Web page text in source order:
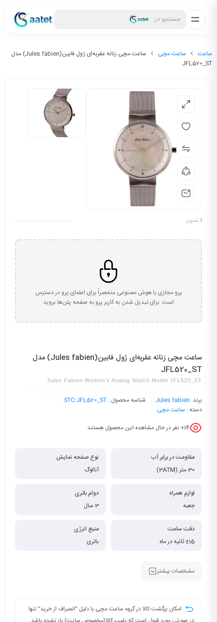
جستجو در
ساعت ساعت مچی
ساعت مچی زنانه عقربه‌ای ژول فابین(Jules fabien) مدل
JFL520_ST
1 تصویر
پرو مجازی با هوش مصنوعی منحصراً برای اعضای پرو در دسترس
است. برای تبدیل شدن به کاربر پرو به صفحه پلن‌ها بروید
ساعت مچی زنانه عقربه‌ای ژول فابین(Jules fabien) مدل
JFL520_ST
Jules Fabien Women's Analog Watch Model JFL520_ST
برند: Jules fabien شناسه محصول : STC-JFL520_ST
دسته : ساعت مچی
14+ نفر در حال مشاهده این محصول هستند
مقاومت در برابر آب
30 متر (3ATM)
نوع صفحه نمایش
آنالوگ
لوازم همراه
جعبه
دوام باتری
3 سال
دقت ساعت
±15 ثانیه در ماه
منبع انرژی
باتری
مشخصات بیشتر
امکان برگشت کالا در گروه ساعت مچی با دلیل "انصراف از خرید" تنها